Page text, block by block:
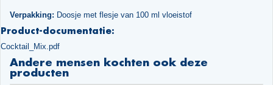
Verpakking: Doosje met flesje van 100 ml vloeistof
Product-documentatie:
Cocktail_Mix.pdf
Andere mensen kochten ook deze
producten